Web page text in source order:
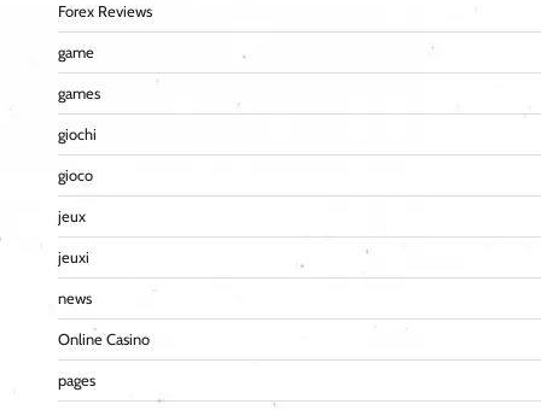
Forex Reviews
game
games
giochi
gioco
jeux
jeuxi
news
Online Casino
pages